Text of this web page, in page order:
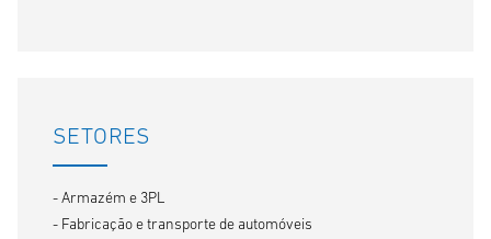
SETORES
- Armazém e 3PL
- Fabricação e transporte de automóveis